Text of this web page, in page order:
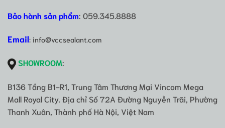
Bảo hành sản phẩm: 059.345.8888
Email: info@vccsealant.com
SHOWROOM:
B136 Tầng B1-R1, Trung Tâm Thương Mại Vincom Mega
Mall Royal City. Địa chỉ Số 72A Đường Nguyễn Trãi, Phường
Thanh Xuân, Thành phố Hà Nội, Việt Nam